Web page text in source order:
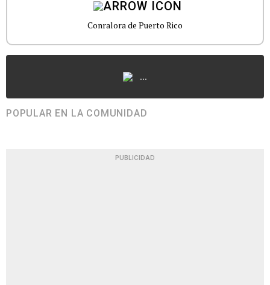
Conralora de Puerto Rico
...
POPULAR EN LA COMUNIDAD
PUBLICIDAD